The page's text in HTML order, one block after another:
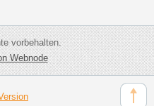
vorbehalten.
Webnode